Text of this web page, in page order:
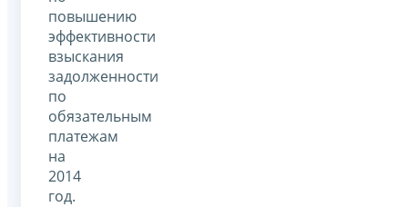
повышению
эффективности
взыскания
задолженности
по
обязательным
платежам
на
2014
год.